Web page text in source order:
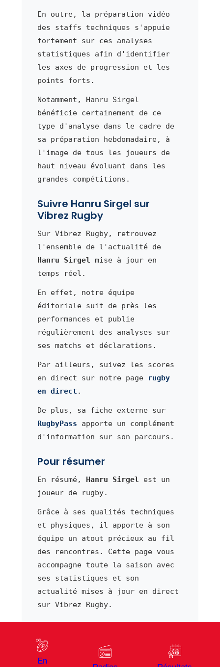
En outre, la préparation vidéo
des staffs techniques s'appuie
fortement sur ces analyses
statistiques afin d'identifier
les axes de progression et les
points forts.
Notamment, Hanru Sirgel
bénéficie certainement de ce
type d'analyse dans le cadre de
sa préparation hebdomadaire, à
l'image de tous les joueurs de
haut niveau évoluant dans les
grandes compétitions.
Suivre Hanru Sirgel sur
Vibrez Rugby
Sur Vibrez Rugby, retrouvez
l'ensemble de l'actualité de
Hanru Sirgel mise à jour en
temps réel.
En effet, notre équipe
éditoriale suit de près les
performances et publie
régulièrement des analyses sur
ses matchs et déclarations.
Par ailleurs, suivez les scores
en direct sur notre page
rugby
en direct .
De plus, sa fiche externe sur
RugbyPass apporte un complément
d'information sur son parcours.
Pour résumer
En résumé, Hanru Sirgel est un
joueur de rugby.
Grâce à ses qualités techniques
et physiques, il apporte à son
équipe un atout précieux au fil
des rencontres. Cette page vous
accompagne toute la saison avec
ses statistiques et son
actualité mises à jour en direct
sur Vibrez Rugby.
⬅ Joueur précédent
Scott Sio
Joueur suivant ➜
Saib Sissoko
En